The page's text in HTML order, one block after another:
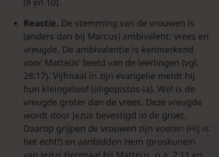
Reactie. De stemming van de vrouwen is
(anders dan bij Marcus) ambivalent: vrees en
vreugde. De ambivalentie is kenmerkend
voor Matteüs’ beeld van de leerlingen (vgl.
28:17). Vijfmaal in zijn evangelie meldt hij
hun kleingeloof (oligopistos-ia). Wel is de
vreugde groter dan de vrees. Deze vreugde
wordt door Jezus bevestigd in de groet.
Daarop grijpen de vrouwen zijn voeten (Hij is
het echt!) en aanbidden Hem (proskunein
van Jezus tienmaal bij Matteüs, o.a. 2:11 en